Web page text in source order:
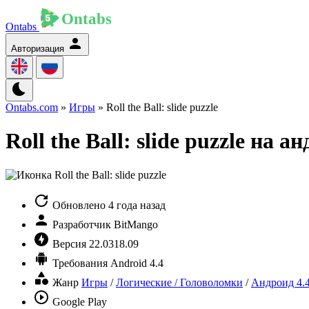
Ontabs
Авторизация
Ontabs.com » Игры » Roll the Ball: slide puzzle
Roll the Ball: slide puzzle на
Обновлено 4 года назад
Разработчик BitMango
Версия 22.0318.09
Требования Android 4.4
Жанр Игры /Логические / Головоломки / Андроид
Google Play